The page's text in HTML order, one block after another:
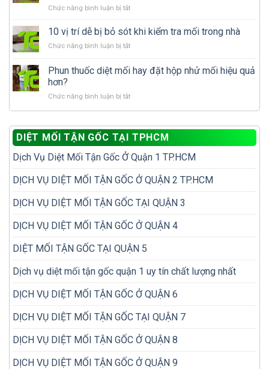
phải
đã
cần
gì
tránh
phát?
Chức năng bình luận bị tắtở
xử
mối
phát
phải
diệt
diệt
lại
lần
10 vị trí dễ bị bỏ sót khi kiểm tra mối trong nhà
Chức năng bình luận bị tắtở
vị
trí
bị
khi
kiểm
tra
mối
nhà
Phun thuốc diệt mối hay đặt hộp nhử mối hiệu quả
hơn?
Chức năng bình luận bị tắtở
diệt
mối
hay
đặt
nhử
hiệu
quả
hơn?
DIỆT MỐI TẬN GỐC TẠI TPHCM
Dịch Vụ Diệt Mối Tận Gốc Ở Quận 1 TP.HCM
DỊCH VỤ DIỆT MỐI TẬN GỐC Ở QUẬN 2 TP.HCM
DỊCH VỤ DIỆT MỐI TẬN GỐC TẠI QUẬN 3
DỊCH VỤ DIỆT MỐI TẬN GỐC Ở QUẬN 4
DIỆT MỐI TẬN GỐC TẠI QUẬN 5
Dịch vụ diệt mối tận gốc quận 1 uy tín chất lượng nhất
DỊCH VỤ DIỆT MỐI TẬN GỐC Ở QUẬN 6
DỊCH VỤ DIỆT MỐI TẬN GỐC TẠI QUẬN 7
DỊCH VỤ DIỆT MỐI TẬN GỐC Ở QUẬN 8
DỊCH VỤ DIỆT MỐI TẬN GỐC Ở QUẬN 9